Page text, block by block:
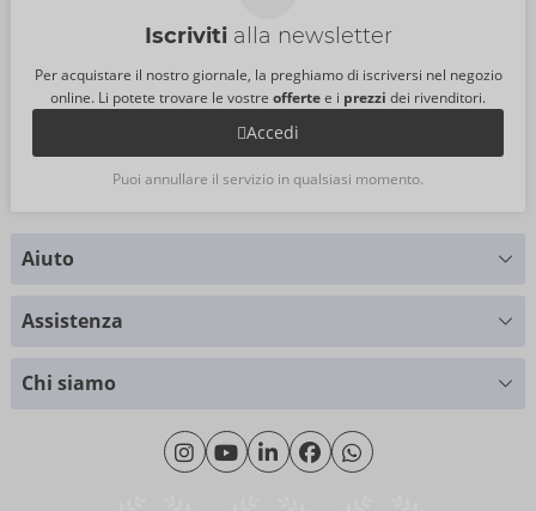
Iscrivitialla newsletter
Per acquistare il nostro giornale, la preghiamo di iscriversi nel negozio
online. Li potete trovare le vostre offertee i prezzi dei rivenditori.
Accedi
Puoi annullare il servizio in qualsiasi momento.
Aiuto
Lunedì - Giovedì: 09:00 - 16:00
Venerdì: 09:00 - 15:00
Assistenza
Chi siamo
Riguardo a noi
Sostenibilità